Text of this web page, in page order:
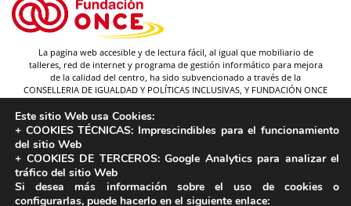
La pagina web accesible y de lectura fácil, al igual que mobiliario de
talleres, red de internet y programa de gestión informático para mejora
de la calidad del centro, ha sido subvencionado a través de la
CONSELLERIA DE IGUALDAD Y POLÍTICAS INCLUSIVAS, Y FUNDACIÓN ONCE
Autor pictogramas:Sergio Palao
Licencia: CC (BY-NC-SA)
Propiedad:
Este sitio Web usa Cookies:
+ COOKIES TÉCNICAS: Imprescindibles para el funcionamiento
del sitio Web
+ COOKIES DE TERCEROS:Google Analytics para analizar el
tráfico del sitio Web
Si desea más información sobre el uso de cookies o
configurarlas, puede hacerlo en el siguiente enlace: